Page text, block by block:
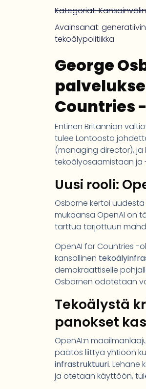
Kategoriat:
Avainsanat:
tekoälypolitiikka
George
Countries
Entinen Britannian
tulee Lontoosta
(managing director),
tekoälyosaamistaan ja
Uusi rooli:
Osborne kertoi
mukaansa OpenAI on
tarttua tarjottuun
OpenAI for Countries -
kansallinen
demokraattiselle
Osbornen odotetaan
Tekoälystä
panokset
OpenAI:n
päätös liittyä yhtiöön
infrastruktuuri. Lehane
ja otetaan käyttöön,